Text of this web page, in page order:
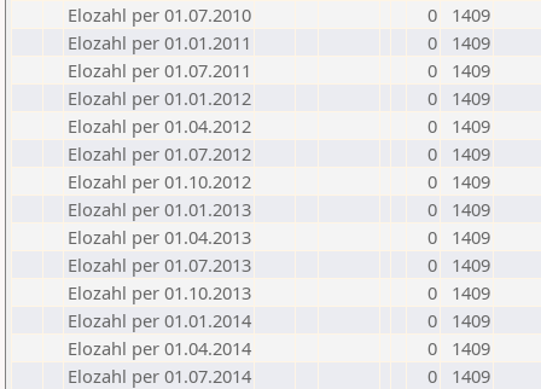
Elozahl per 01.07.2010
0
1409
Elozahl per 01.01.2011
0
1409
Elozahl per 01.07.2011
0
1409
Elozahl per 01.01.2012
0
1409
Elozahl per 01.04.2012
0
1409
Elozahl per 01.07.2012
0
1409
Elozahl per 01.10.2012
0
1409
Elozahl per 01.01.2013
0
1409
Elozahl per 01.04.2013
0
1409
Elozahl per 01.07.2013
0
1409
Elozahl per 01.10.2013
0
1409
Elozahl per 01.01.2014
0
1409
Elozahl per 01.04.2014
0
1409
Elozahl per 01.07.2014
0
1409